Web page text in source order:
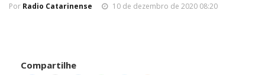
Por Radio Catarinense 10 de dezembro de 2020 08:20
Compartilhe